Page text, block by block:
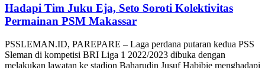
Hadapi Tim Juku Eja, Seto Soroti Kolektivitas
Permainan PSM Makassar
PSSLEMAN.ID, PAREPARE – Laga perdana putaran kedua PSS
Sleman di kompetisi BRI Liga 1 2022/2023 dibuka dengan
melakukan lawatan ke stadion Baharudin Jusuf Habibie menghadapi